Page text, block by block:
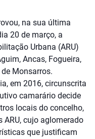
na sua última
20 de março, a
Urbana (ARU)
Ancas, Fogueira,
Monsarros.
em 2016, circunscrita
camarário decide
locais do concelho,
ARU, cujo aglomerado
que justificam